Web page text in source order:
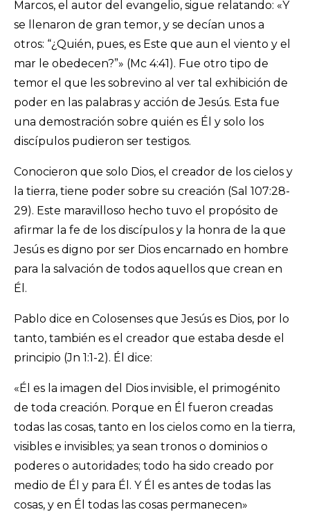
Marcos, el autor del evangelio, sigue relatando: «Y
se llenaron de gran temor, y se decían unos a
otros: “¿Quién, pues, es Este que aun el viento y el
mar le obedecen?”» (Mc 4:41). Fue otro tipo de
temor el que les sobrevino al ver tal exhibición de
poder en las palabras y acción de Jesús. Esta fue
una demostración sobre quién es Él y solo los
discípulos pudieron ser testigos.
Conocieron que solo Dios, el creador de los cielos y
la tierra, tiene poder sobre su creación (Sal 107:28-
29). Este maravilloso hecho tuvo el propósito de
afirmar la fe de los discípulos y la honra de la que
Jesús es digno por ser Dios encarnado en hombre
para la salvación de todos aquellos que crean en
Él.
Pablo dice en Colosenses que Jesús es Dios, por lo
tanto, también es el creador que estaba desde el
principio (Jn 1:1-2). Él dice:
«Él es la imagen del Dios invisible, el primogénito
de toda creación. Porque en Él fueron creadas
todas las cosas, tanto en los cielos como en la tierra,
visibles e invisibles; ya sean tronos o dominios o
poderes o autoridades; todo ha sido creado por
medio de Él y para Él. Y Él es antes de todas las
cosas, y en Él todas las cosas permanecen»